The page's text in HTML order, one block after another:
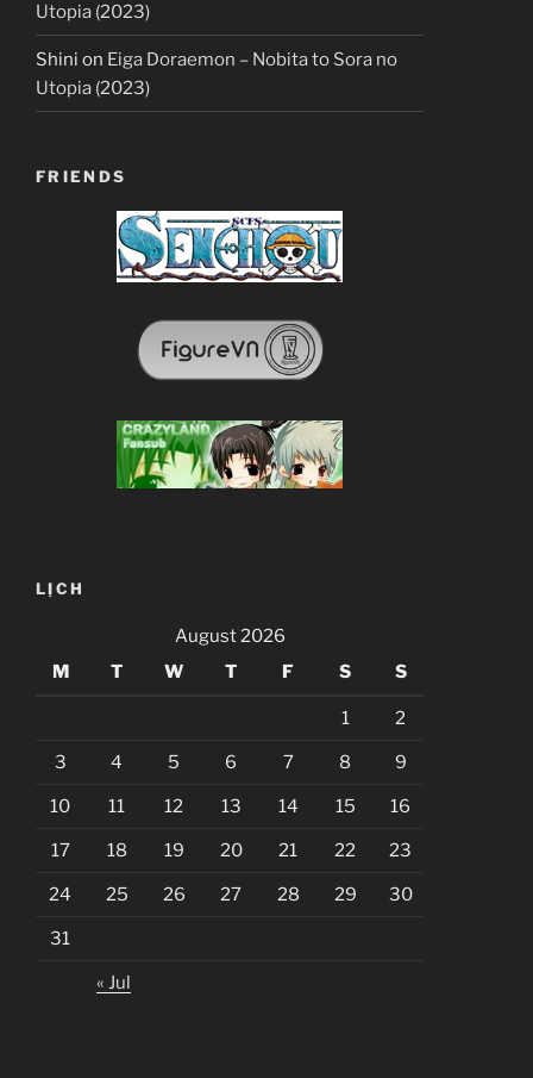
Utopia (2023)
Shini on Eiga Doraemon – Nobita to Sora no
Utopia (2023)
FRIENDS
LỊCH
August 2026
M
T W T F S S
1 2
3 4 5 6 7 8 9
10 11 12 13 14 15 16
17 18 19 20 21 22 23
24 25 26 27 28 29 30
31
« Jul